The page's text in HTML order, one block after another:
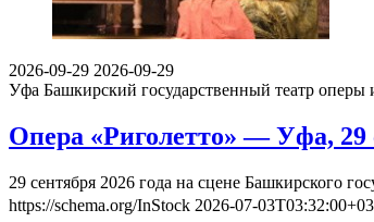
2026-09-29 2026-09-29
Уфа Башкирский государственный театр оперы
Опера «Риголетто» — Уфа, 29
29 сентября 2026 года на сцене Башкирского
https://schema.org/InStock 2026-07-